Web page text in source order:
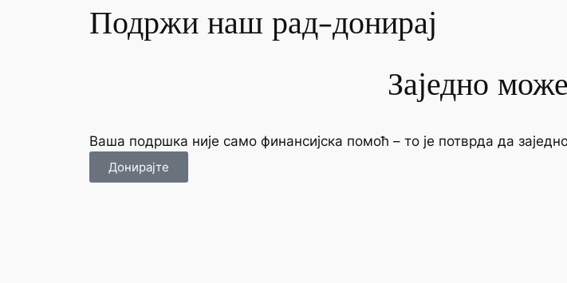
Подржи наш рад-донирај
Заједно
Ваша подршка није само финансијска помоћ – то је потврда да
Донирајте